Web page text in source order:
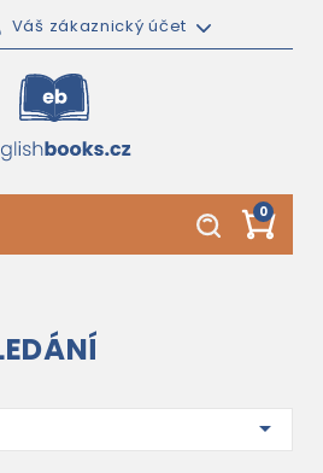
Váš zákaznický účet
0
